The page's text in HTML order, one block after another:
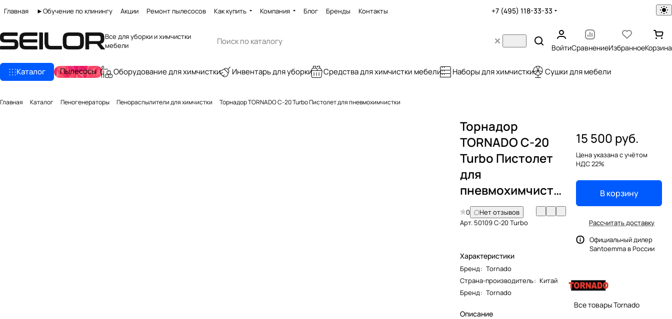
Главная ►Обучение по клинингу Акции Ремонт пылесосов Как купить Компания Блог Бренды Контакты +7 (495) 118-33-33
Все для уборки и химчистки
мебели
ВойтиСравнениеИзбранноеКорзина
Каталог Пылесосы Оборудование для химчистки Инвентарь для уборки Средства для химчистки мебели Наборы для химчистки Сушки для мебели
Главная Каталог Пеногенераторы Пенораспылители для химчистки Торнадор TORNADO C-20 Turbo Пистолет для пневмохимчистки
Торнадор
TORNADO C-20
Turbo Пистолет
для
пневмохимчистки
0
Нет отзывов
Арт. 50109 C-20 Turbo
Характеристики
Бренд: Tornado
Страна-производитель: Китай
Бренд: Tornado
Описание
15 500 руб.
Цена указана с учётом
НДС 22%
В корзину
Рассчитать доставку
Официальный дилер
Santoemma в России
Все товары Tornado